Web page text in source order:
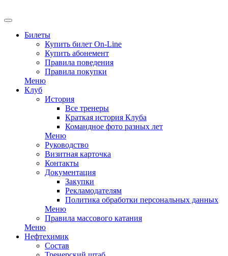
Билеты
Купить билет On-Line
Купить абонемент
Правила поведения
Правила покупки
Меню
Клуб
История
Все тренеры
Краткая история Клуба
Командное фото разных лет
Меню
Руководство
Визитная карточка
Контакты
Документация
Закупки
Рекламодателям
Политика обработки персональных данных
Меню
Правила массового катания
Меню
Нефтехимик
Состав